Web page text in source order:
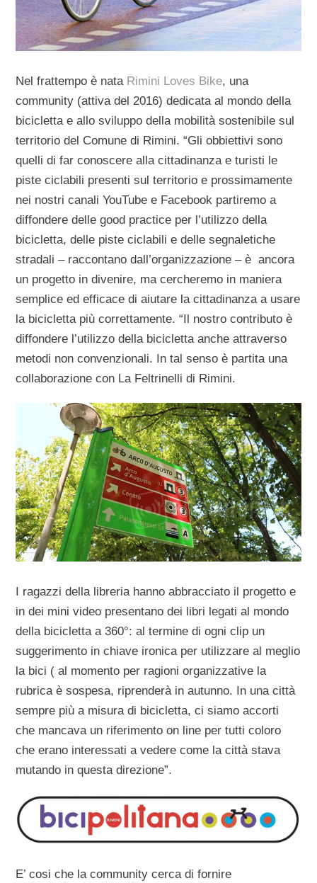
Nel frattempo è nata Rimini Loves Bike, una
community (attiva del 2016) dedicata al mondo della
bicicletta e allo sviluppo della mobilità sostenibile sul
territorio del Comune di Rimini. “Gli obbiettivi sono
quelli di far conoscere alla cittadinanza e turisti le
piste ciclabili presenti sul territorio e prossimamente
nei nostri canali YouTube e Facebook partiremo a
diffondere delle good practice per l’utilizzo della
bicicletta, delle piste ciclabili e delle segnaletiche
stradali – raccontano dall’organizzazione – è ancora
un progetto in divenire, ma cercheremo in maniera
semplice ed efficace di aiutare la cittadinanza a usare
la bicicletta più correttamente. “Il nostro contributo è
diffondere l’utilizzo della bicicletta anche attraverso
metodi non convenzionali. In tal senso è partita una
collaborazione con La Feltrinelli di Rimini.
I ragazzi della libreria hanno abbracciato il progetto e
in dei mini video presentano dei libri legati al mondo
della bicicletta a 360°: al termine di ogni clip un
suggerimento in chiave ironica per utilizzare al meglio
la bici ( al momento per ragioni organizzative la
rubrica è sospesa, riprenderà in autunno. In una città
sempre più a misura di bicicletta, ci siamo accorti
che mancava un riferimento on line per tutti coloro
che erano interessati a vedere come la città stava
mutando in questa direzione”.
E’ cosi che la community cerca di fornire